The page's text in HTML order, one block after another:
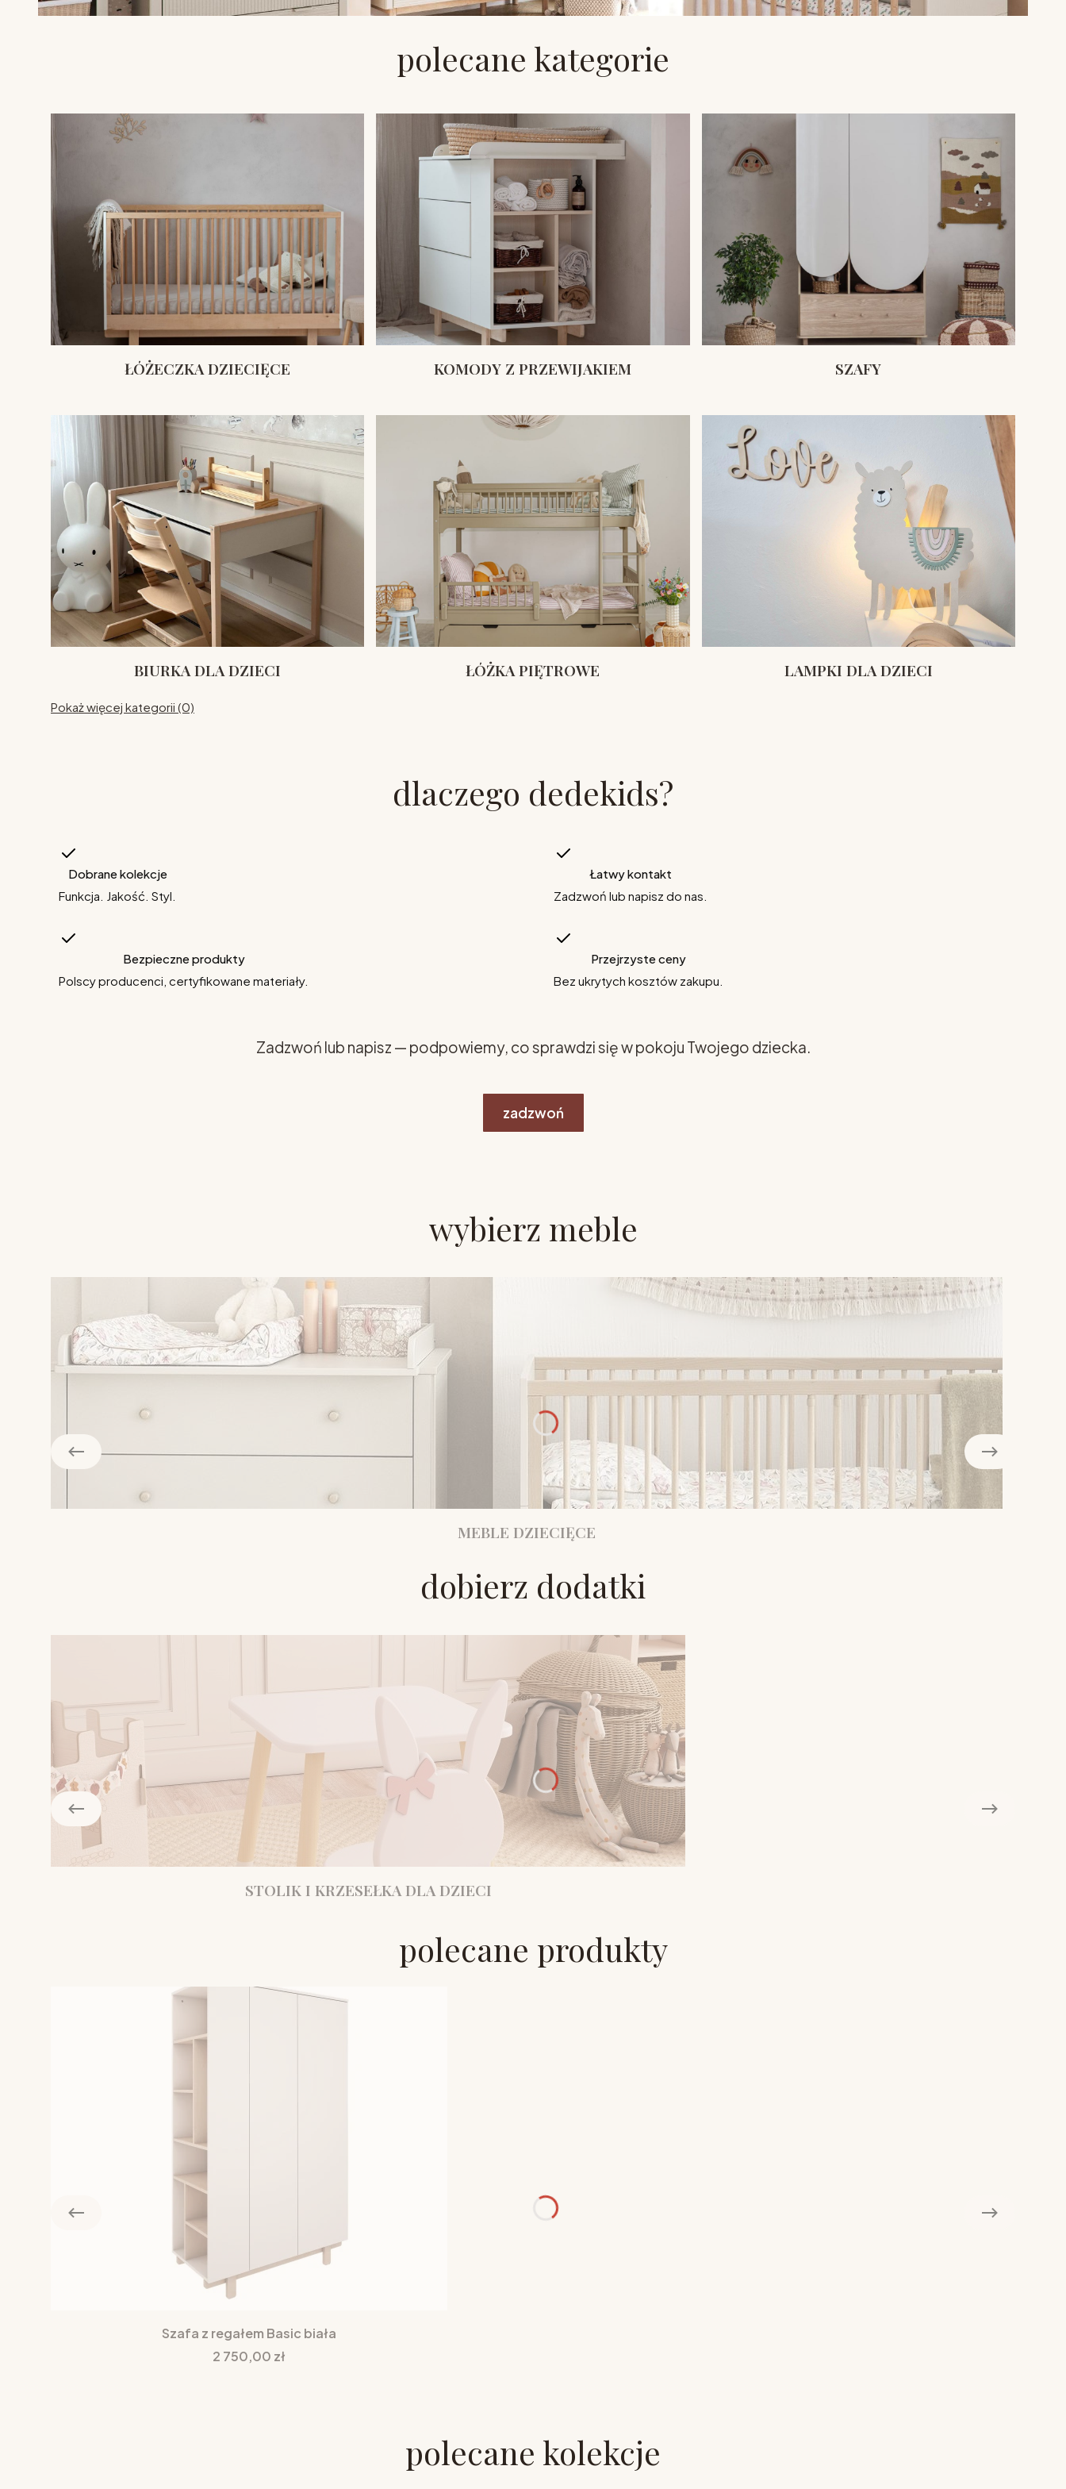
polecane kategorie
ŁÓŻECZKA DZIECIĘCE KOMODY Z PRZEWIJAKIEM SZAFY
BIURKA DLA DZIECI ŁÓŻKA PIĘTROWE LAMPKI DLA DZIECI
Pokaż więcej kategorii (0)
dlaczego dedekids?
Dobrane kolekcje
Funkcja. Jakość. Styl.
Łatwy kontakt
Zadzwoń lub napisz do nas.
Bezpieczne produkty
Polscy producenci, certyfikowane materiały.
Przejrzyste ceny
Bez ukrytych kosztów zakupu.
Zadzwoń lub napisz — podpowiemy, co sprawdzi się w pokoju Twojego dziecka.
zadzwoń
wybierz meble
MEBLE DZIECIĘCE
dobierz dodatki
STOLIK I KRZESEŁKA DLA DZIECI
polecane produkty
Szafa z regałem Basic biała
Cena
2 750,00 zł
polecane kolekcje